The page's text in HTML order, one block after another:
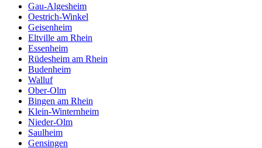
Gau-Algesheim
Oestrich-Winkel
Geisenheim
Eltville am Rhein
Essenheim
Rüdesheim am Rhein
Budenheim
Walluf
Ober-Olm
Bingen am Rhein
Klein-Winternheim
Nieder-Olm
Saulheim
Gensingen